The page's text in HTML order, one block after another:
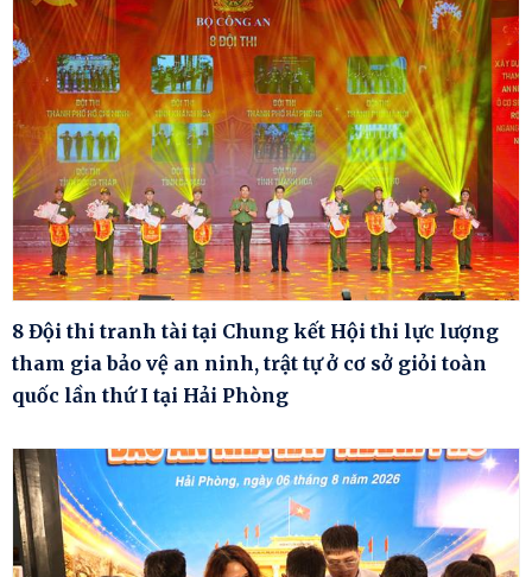
8 Đội thi tranh tài tại Chung kết Hội thi lực lượng
tham gia bảo vệ an ninh, trật tự ở cơ sở giỏi toàn
quốc lần thứ I tại Hải Phòng